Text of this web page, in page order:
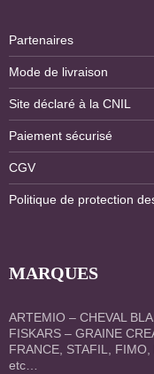
Partenaires
Mode de livraison
Site déclaré à la CNIL
Paiement sécurisé
CGV
Politique de protection
MARQUES
ARTEMIO – CHEVAL
FISKARS – GRAINE
FRANCE, STAFIL,
etc…